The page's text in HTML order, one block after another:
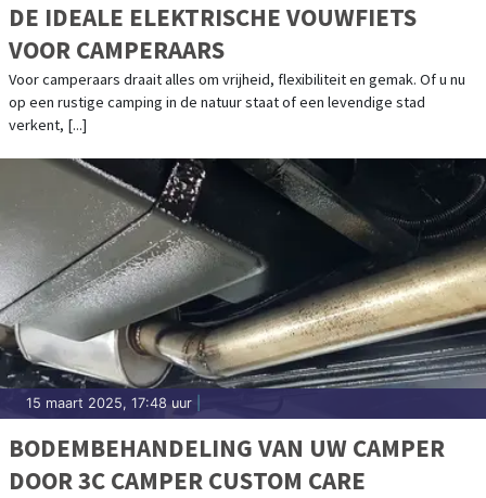
DE IDEALE ELEKTRISCHE VOUWFIETS
VOOR CAMPERAARS
Voor camperaars draait alles om vrijheid, flexibiliteit en gemak. Of u nu
op een rustige camping in de natuur staat of een levendige stad
verkent, [...]
15 maart 2025, 17:48 uur
BODEMBEHANDELING VAN UW CAMPER
DOOR 3C CAMPER CUSTOM CARE